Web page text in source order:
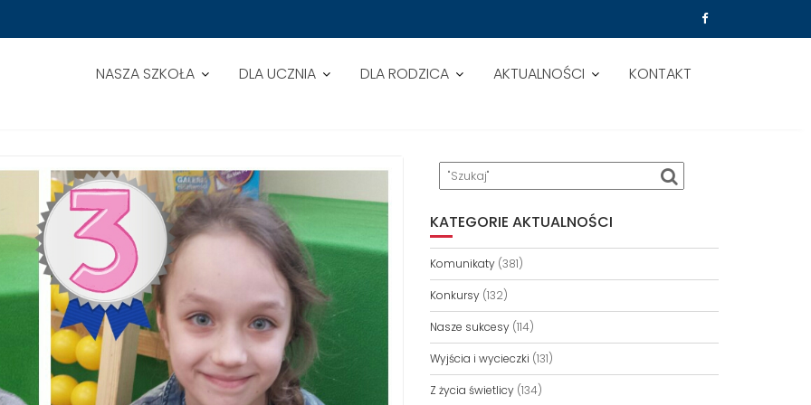
NASZA SZKOŁA DLA UCZNIA DLA RODZICA AKTUALNOŚCI KONTAKT
MATEMATYCZNEGO KLAS III
KATEGORIE AKTUALNOŚCI
Komunikaty(381)
Konkursy(132)
Nasze sukcesy(114)
Wyjścia i wycieczki (131)
Z życia świetlicy(134)